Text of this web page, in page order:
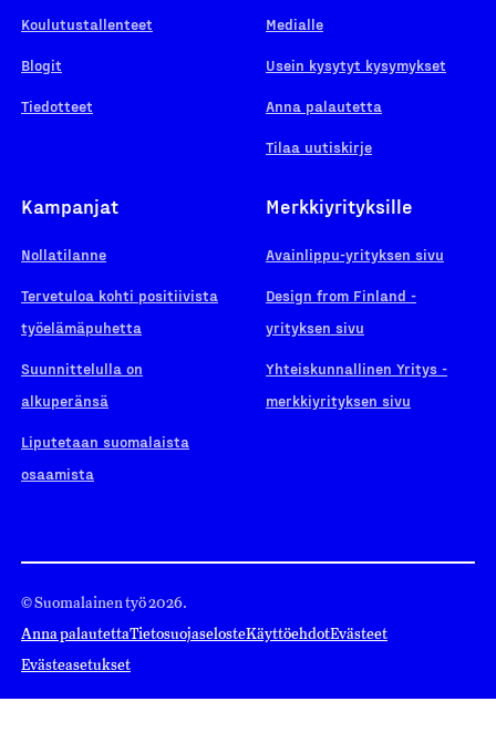
Koulutustallenteet
Blogit
Tiedotteet
Medialle
Usein kysytyt kysymykset
Anna palautetta
Tilaa uutiskirje
Kampanjat
Nollatilanne
Tervetuloa kohti positiivista
työelämäpuhetta
Suunnittelulla on
alkuperänsä
Liputetaan suomalaista
osaamista
Merkkiyrityksille
Avainlippu-yrityksen sivu
Design from Finland -
yrityksen sivu
Yhteiskunnallinen Yritys -
merkkiyrityksen sivu
© Suomalainen työ 2026.
Anna palautettaTietosuojaselosteKäyttöehdotEvästeet
Evästeasetukset